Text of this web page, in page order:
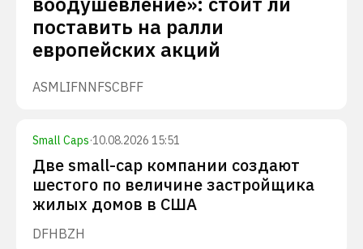
поставить на ралли
европейских акций
ASMLIFNNFSCBFF
Small Caps·10.08.2026 15:51
Две small-cap компании создают
шестого по величине застройщика
жилых домов в США
DFHBZH